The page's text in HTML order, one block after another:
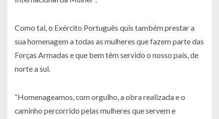
Como tal, o Exército Português quis também prestar a
sua homenagem a todas as mulheres que fazem parte das
Forças Armadas e que bem têm servido o nosso país, de
norte a sul.
“Homenageamos, com orgulho, a obra realizada e o
caminho percorrido pelas mulheres que servem e